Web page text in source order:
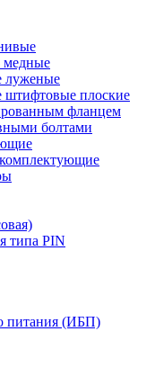
медные
луженые
плоские
фланцем
болтами
типа PIN
питания (ИБП)